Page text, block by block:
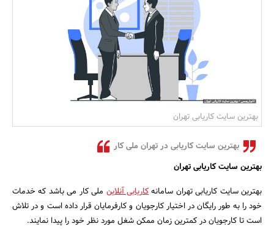
بانک، بیمه و سرمایه
مسکن و ساختمان
بهترین سایت کاریابی تهران
بهترین سایت کاریابی در تهران ملی کار
بهترین سایت کاریابی تهران
بهترین سایت کاریابی تهران سامانهکاریابی آنلاین ملی کار می باشد که خدمات
خود را به طور رایگان در اختیار کارجویان و کارفرمایان قرار داده است و در تلاش
است تا کارجویان در کمترین زمان ممکن شغل مورد نظر خود را پیدا نمایند.